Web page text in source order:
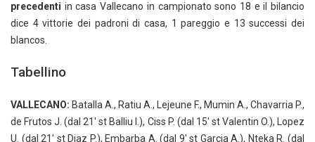
precedenti in casa Vallecano in campionato sono 18 e il bilancio
dice 4 vittorie dei padroni di casa, 1 pareggio e 13 successi dei
blancos.
Tabellino
VALLECANO: Batalla A., Ratiu A., Lejeune F., Mumin A., Chavarria P.,
de Frutos J. (dal 21′ st Balliu I.), Ciss P. (dal 15′ st Valentin O.), Lopez
U. (dal 21′ st Diaz P.), Embarba A. (dal 9′ st Garcia A.), Nteka R. (dal